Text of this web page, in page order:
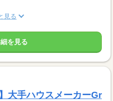
見る
を見る
大手ハウスメーカーGr